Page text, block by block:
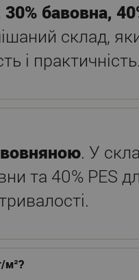
бавовна,
склад,
і
. У
та 40% PES
м²?